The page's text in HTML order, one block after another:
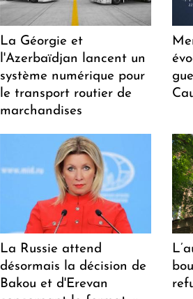
La Géorgie et
l'Azerbaïdjan lancent un
système numérique pour
le transport routier de
marchandises
La Russie attend
désormais la décision de
Bakou et d'Erevan